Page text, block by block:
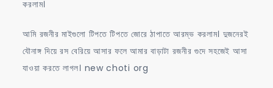
করলাম।
আমি রজনীর মাইগুলো টিপতে টিপতে জোরে ঠাপাতে আরম্ভ করলাম। দুজনেরই
যৌনাঙ্গ দিয়ে রস বেরিয়ে আসার ফলে আমার বাড়াটা রজনীর গুদে সহজেই আসা
যাওয়া করতে লাগল। new choti org